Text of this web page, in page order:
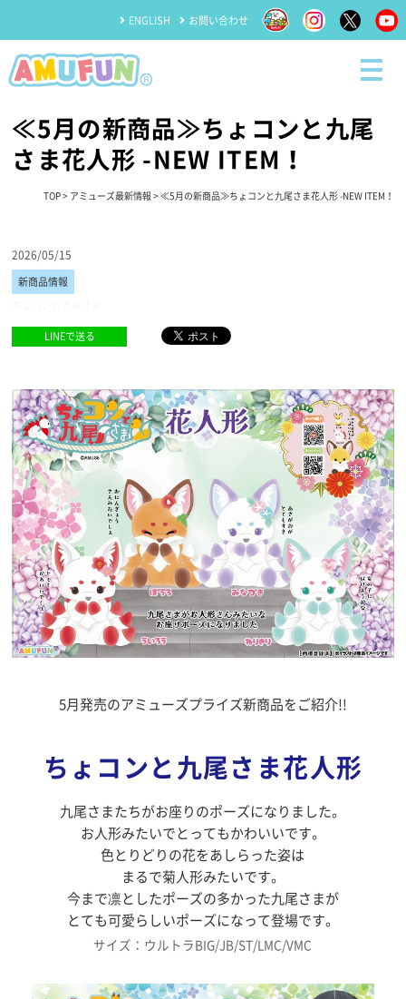
ENGLISH お問い合わせ
≪5月の新商品≫ちょコンと九尾
さま花人形 -NEW ITEM！
TOP> アミューズ最新情報> ≪5月の新商品≫ちょコンと九尾さま花人形 -NEW ITEM！
2026/05/15
新商品情報
LINEで送る
5月発売のアミューズプライズ新商品をご紹介!!
ちょコンと九尾さま花人形
九尾さまたちがお座りのポーズになりました。
お人形みたいでとってもかわいいです。
色とりどりの花をあしらった姿は
まるで菊人形みたいです。
今まで凛としたポーズの多かった九尾さまが
とても可愛らしいポーズになって登場です。
サイズ：ウルトラBIG/JB/ST/LMC/VMC